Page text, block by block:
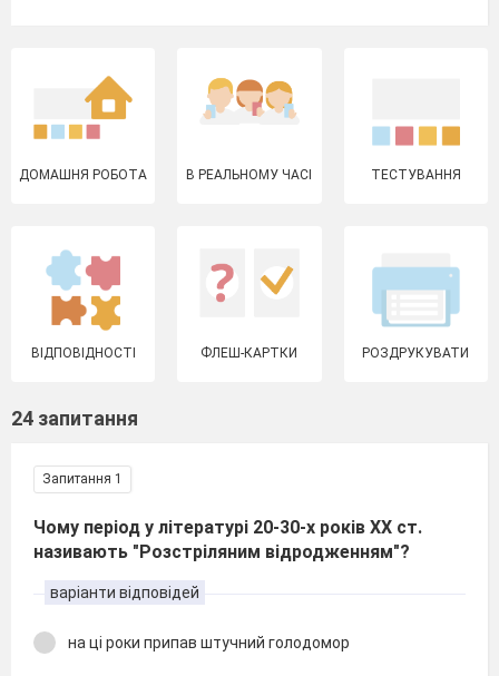
ДОМАШНЯ РОБОТА В РЕАЛЬНОМУ ЧАСІ ТЕСТУВАННЯ
ВІДПОВІДНОСТІ ФЛЕШ-КАРТКИ РОЗДРУКУВАТИ
24 запитання
Запитання 1
Чому період у літературі 20-30-х років ХХ ст.
називають "Розстріляним відродженням"?
варіанти відповідей
на ці роки припав штучний голодомор